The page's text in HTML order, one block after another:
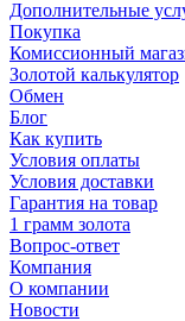
Дополнительные
Покупка
Комиссионный
Золотой калькулятор
Обмен
Блог
Как купить
Условия оплаты
Условия доставки
Гарантия на товар
1 грамм золота
Вопрос-ответ
Компания
О компании
Новости